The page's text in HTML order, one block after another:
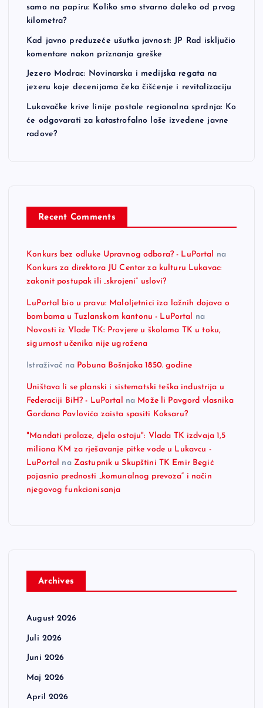
samo na papiru: Koliko smo stvarno daleko od prvog
kilometra?
Kad javno preduzeće ušutka javnost: JP Rad isključio
komentare nakon priznanja greške
Jezero Modrac: Novinarska i medijska regata na
jezeru koje decenijama čeka čišćenje i revitalizaciju
Lukavačke krive linije postale regionalna sprdnja: Ko
će odgovarati za katastrofalno loše izvedene javne
radove?
Recent Comments
Konkurs bez odluke Upravnog odbora? - LuPortal
na
Konkurs za direktora JU Centar za kulturu Lukavac:
zakonit postupak ili „skrojeni“ uslovi?
LuPortal bio u pravu: Maloljetnici iza lažnih dojava o
bombama u Tuzlanskom kantonu - LuPortal
na
Novosti iz Vlade TK: Provjere u školama TK u toku,
sigurnost učenika nije ugrožena
Istraživač na Pobuna Bošnjaka 1850. godine
Uništava li se planski i sistematski teška industrija u
Federaciji BiH? - LuPortal
na Može li Pavgord vlasnika
Gordana Pavlovića zaista spasiti Koksaru?
"Mandati prolaze, djela ostaju": Vlada TK izdvaja 1,5
miliona KM za rješavanje pitke vode u Lukavcu -
LuPortal na Zastupnik u Skupštini TK Emir Begić
pojasnio prednosti „komunalnog prevoza“ i način
njegovog funkcionisanja
Archives
August 2026
Juli 2026
Juni 2026
Maj 2026
April 2026